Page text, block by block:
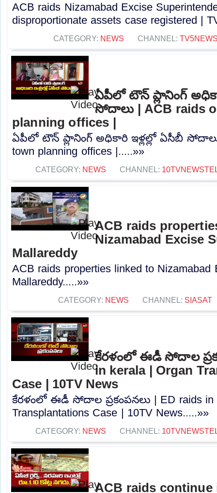
ACB raids Nizamabad Excise
disproportionate assets case registered |
CATEGORY: NEWS CHANNEL:
ఏపీలో టౌన్ ప్లానింగ్
సోదాలు | ACB raids
planning offices |
ఏపీలో టౌన్ ప్లానింగ్ అధికారి ఇళ్లల్లో ఏసీబీ సోదాలు
town planning offices |.....»»
CATEGORY: NEWS CHANNEL:
ACB raids
Nizamabad Excise
Mallareddy
ACB raids properties linked to Nizamabad
Mallareddy.....»»
CATEGORY: NEWS CHANNEL: SIASAT
కేరళంలో ఈడీ సోదాల
in kerala | Organ
Case | 10TV News
కేరళంలో ఈడీ సోదాల ప్రకంపనలు | ED raids in
Transplantations Case | 10TV News.....»»
CATEGORY: NEWS CHANNEL:
ACB raids continue